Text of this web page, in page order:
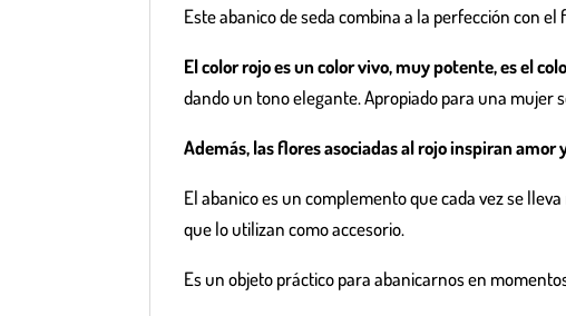
Este abanico de seda combina a la perfección con
El color rojo es un color vivo, muy potente, es el
dando un tono elegante. Apropiado para una mujer
Además, las flores asociadas al rojo inspiran amor
El abanico es un complemento que cada vez se
que lo utilizan como accesorio.
Es un objeto práctico para abanicarnos en